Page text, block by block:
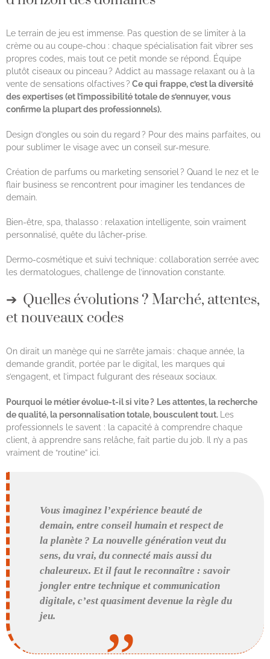
Le terrain de jeu est immense. Pas question de se limiter à la
crème ou au coupe-chou : chaque spécialisation fait vibrer ses
propres codes, mais tout ce petit monde se répond. Équipe
plutôt ciseaux ou pinceau ? Addict au massage relaxant ou à la
vente de sensations olfactives ? Ce qui frappe, c’est la diversité
des expertises (et l’impossibilité totale de s’ennuyer, vous
confirme la plupart des professionnels).
Design d’ongles ou soin du regard ? Pour des mains parfaites, ou
pour sublimer le visage avec un conseil sur-mesure.
Création de parfums ou marketing sensoriel ? Quand le nez et le
flair business se rencontrent pour imaginer les tendances de
demain.
Bien-être, spa, thalasso : relaxation intelligente, soin vraiment
personnalisé, quête du lâcher-prise.
Dermo-cosmétique et suivi technique : collaboration serrée avec
les dermatologues, challenge de l’innovation constante.
Quelles évolutions ? Marché, attentes,
et nouveaux codes
On dirait un manège qui ne s’arrête jamais : chaque année, la
demande grandit, portée par le digital, les marques qui
s’engagent, et l’impact fulgurant des réseaux sociaux.
Pourquoi le métier évolue-t-il si vite ? Les attentes, la recherche
de qualité, la personnalisation totale, bousculent tout.
Les
professionnels le savent : la capacité à comprendre chaque
client, à apprendre sans relâche, fait partie du job. Il n’y a pas
vraiment de “routine” ici.
Vous imaginez l’expérience beauté de
demain, entre conseil humain et respect de
la planète ? La nouvelle génération veut du
sens, du vrai, du connecté mais aussi du
chaleureux. Et il faut le reconnaître : savoir
jongler entre technique et communication
digitale, c’est quasiment devenue la règle du
jeu.